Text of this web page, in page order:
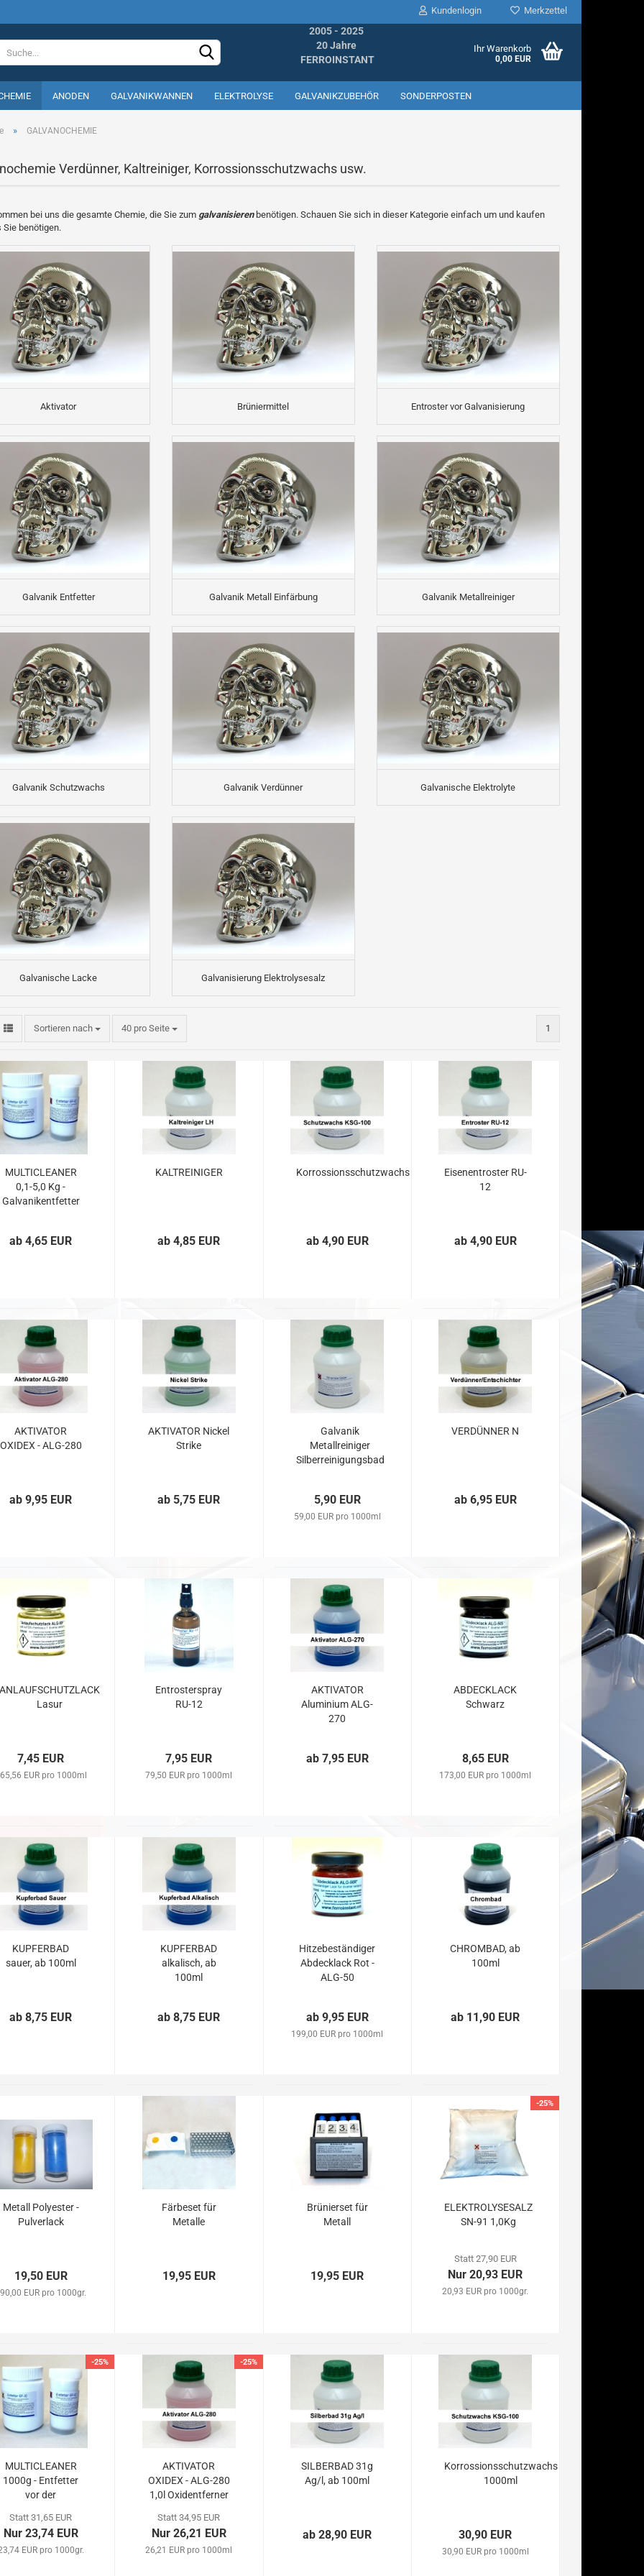
Kundenlogin
Konto erstellen
Merkzettel
2005 - 2025
20 Jahre
FERROINSTANT
Ihr Warenkorb
0,00 EUR
ANODEN GALVANIKWANNEN ELEKTROLYSE GALVANIKZUBEHÖR SONDERPOSTEN
» GALVANOCHEMIE
Verdünner, Kaltreiniger, Korrossionsschutzwachs usw.
bei uns die gesamte Chemie, die Sie zum galvanisierenbenötigen. Schauen Sie sich in dieser Kategorie einfach um und kaufen
Sie benötigen.
Aktivator Brüniermittel Entroster vor Galvanisierung
Galvanik Entfetter Galvanik Metall Einfärbung Galvanik Metallreiniger
Galvanik Schutzwachs Galvanik Verdünner Galvanische Elektrolyte
Galvanische Lacke Galvanisierung Elektrolysesalz
Sortieren nach 40 pro Seite 1
MULTICLEANER
0,1-5,0 Kg -
Galvanikentfetter
ab 4,65 EUR
KALTREINIGER
ab 4,85 EUR
Korrossionsschutzwachs
ab 4,90 EUR
Eisenentroster RU-
12
ab 4,90 EUR
AKTIVATOR
OXIDEX - ALG-280
ab 9,95 EUR
AKTIVATOR Nickel
Strike
ab 5,75 EUR
Galvanik
Metallreiniger
Silberreinigungsbad
5,90 EUR
59,00 EUR pro 1000ml
VERDÜNNER N
ab 6,95 EUR
ANLAUFSCHUTZLACK
Lasur
7,45 EUR
EUR pro 1000ml
Entrosterspray
RU-12
7,95 EUR
79,50 EUR pro 1000ml
AKTIVATOR
Aluminium ALG-
270
ab 7,95 EUR
ABDECKLACK
Schwarz
8,65 EUR
173,00 EUR pro 1000ml
KUPFERBAD
sauer, ab 100ml
ab 8,75 EUR
KUPFERBAD
alkalisch, ab
100ml
ab 8,75 EUR
Hitzebeständiger
Abdecklack Rot -
ALG-50
ab 9,95 EUR
199,00 EUR pro 1000ml
CHROMBAD, ab
100ml
ab 11,90 EUR
Metall Polyester -
Pulverlack
19,50 EUR
EUR pro 1000gr.
Färbeset für
Metalle
19,95 EUR
Brünierset für
Metall
19,95 EUR
-25%
ELEKTROLYSESALZ
SN-91 1,0Kg
Statt 27,90 EUR
Nur 20,93 EUR
20,93 EUR pro 1000gr.
-25%
MULTICLEANER
1000g - Entfetter
vor der
Statt 31,65 EUR
Nur 23,74 EUR
EUR pro 1000gr.
-25%
AKTIVATOR
OXIDEX - ALG-280
1,0l Oxidentferner
Statt 34,95 EUR
Nur 26,21 EUR
26,21 EUR pro 1000ml
SILBERBAD 31g
Ag/l, ab 100ml
ab 28,90 EUR
Korrossionsschutzwachs
1000ml
30,90 EUR
30,90 EUR pro 1000ml